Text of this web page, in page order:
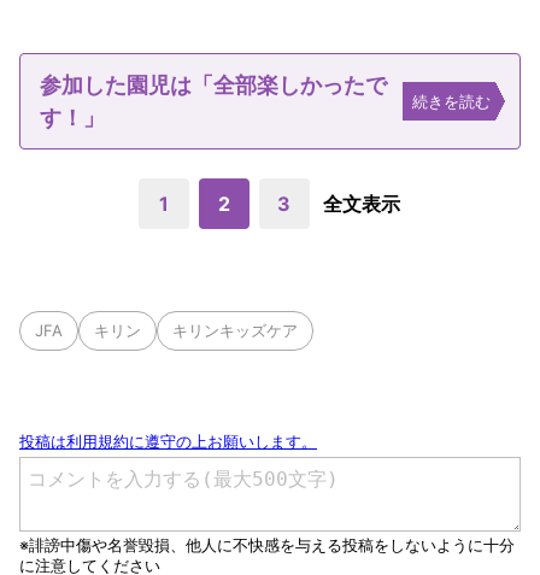
参加した園児は「全部楽しかったで
す！」
続きを読む
1 2 3 全文表示
JFA キリン キリンキッズケア